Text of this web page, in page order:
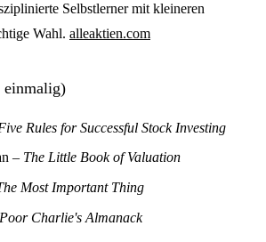
Selbstlerner mit kleineren
Wahl. alleaktien.com
einmalig)
Rules for Successful Stock Investing
– The Little Book of Valuation
Most Important Thing
Poor Charlie's Almanack